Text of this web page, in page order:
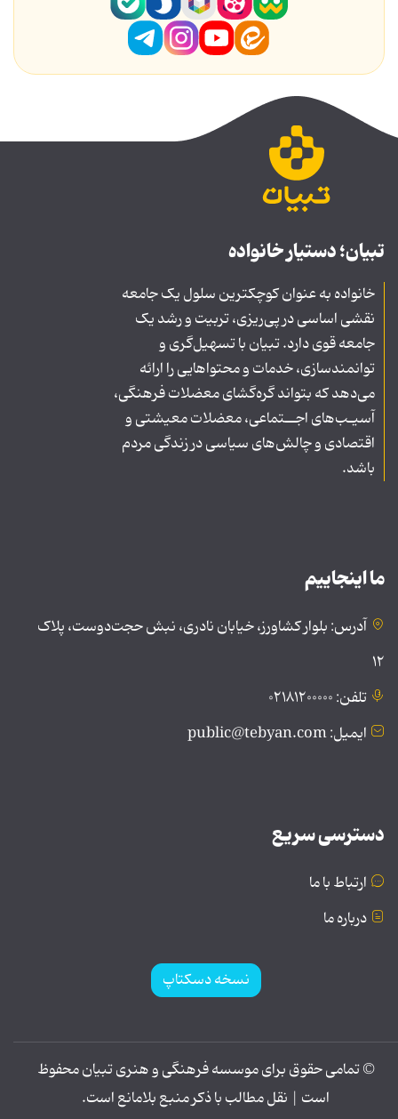
تبیان؛ دستیار خانواده
خانواده به عنوان کوچکترین سلول یک جامعه
نقشی اساسی در پی‌ریزی، تربیت و رشد یک
جامعه قوی دارد. تبیان با تسهیل‌گری و
توانمندسازی، خدمات و محتواهایی را ارائه
می‌دهد که بتواند گره‌گشای معضلات فرهنگی،
آسیـب‌های اجــتماعی، معضلات معیشتی و
اقتصادی و چالش‌های سیاسی در زندگی مردم
باشد.
ما اینجاییم
آدرس: بلوار کشاورز، خیابان نادری، نبش حجت‌دوست، پلاک
۱۲
تلفن: ۰۲۱۸۱۲۰۰۰۰۰
ایمیل: public@tebyan.com
دسترسی سریع
ارتباط با ما
درباره ما
نسخه دسکتاپ
© تمامی حقوق برای موسسه فرهنگی و هنری تبیان محفوظ
است | نقل مطالب با ذکر منبع بلامانع است.